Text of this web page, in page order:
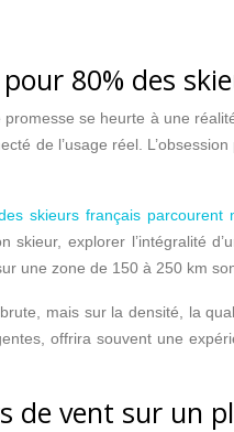
80% des
se heurte à une
de l’usage réel.
skieurs français parcourent
explorer l’intégralité
une zone de 150 à 250 km
brute, mais sur la densité, la
offrira souvent une
de vent sur un